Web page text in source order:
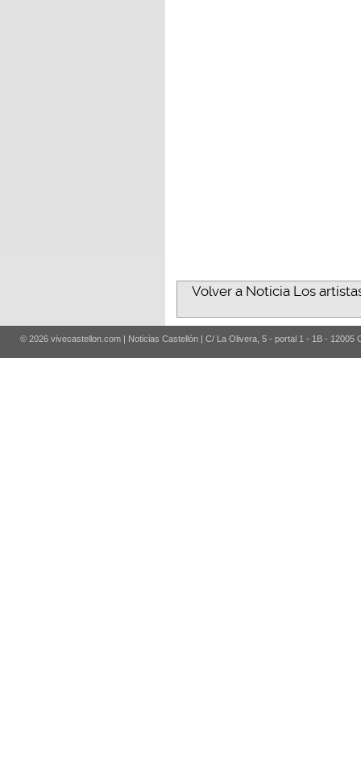
Volver a Noticia Los
© 2026 vivecastellon.com | Noticias Castellón | C/ La Olivera, 5 - portal 1 - 1B - 12005